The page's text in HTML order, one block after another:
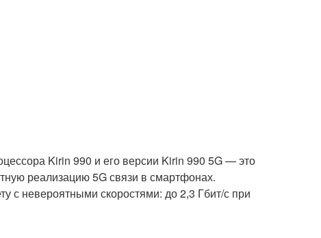
Kirin 990 и его версии Kirin 990 5G — это
реализацию 5G связи в смартфонах.
с невероятными скоростями: до 2,3 Гбит/с при